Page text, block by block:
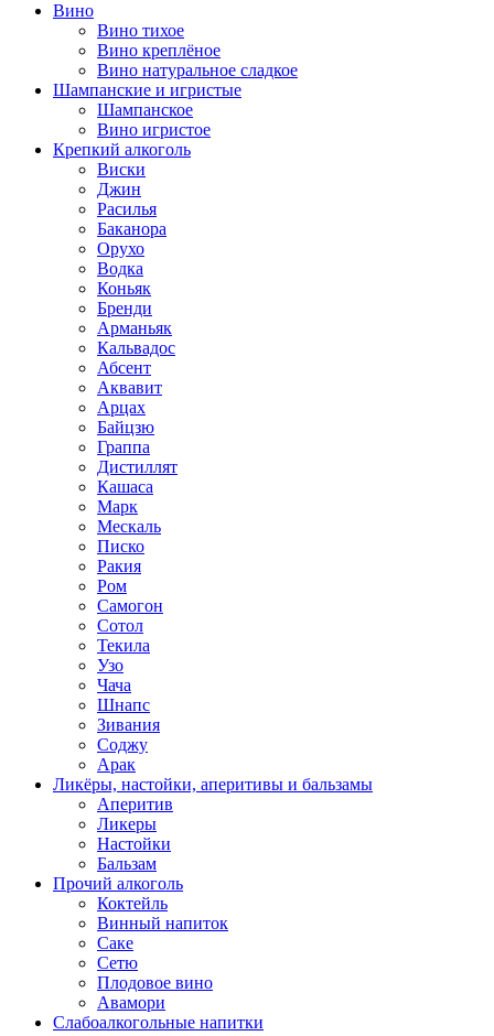
Вино
Вино тихое
Вино креплёное
Вино натуральное сладкое
Шампанские и игристые
Шампанское
Вино игристое
Крепкий алкоголь
Виски
Джин
Расилья
Баканора
Орухо
Водка
Коньяк
Бренди
Арманьяк
Кальвадос
Абсент
Аквавит
Арцах
Байцзю
Граппа
Дистиллят
Кашаса
Марк
Мескаль
Писко
Ракия
Ром
Самогон
Сотол
Текила
Узо
Чача
Шнапс
Зивания
Соджу
Арак
Ликёры, настойки, аперитивы и бальзамы
Аперитив
Ликеры
Настойки
Бальзам
Прочий алкоголь
Коктейль
Винный напиток
Саке
Сетю
Плодовое вино
Авамори
Слабоалкогольные напитки